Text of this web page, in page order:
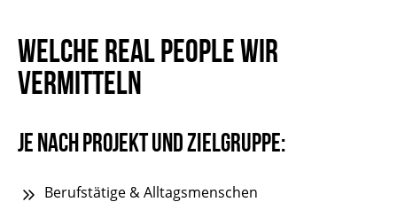
WELCHE REAL PEOPLE WIR
VERMITTELN
Je nach Projekt und Zielgruppe:
Berufstätige & Alltagsmenschen